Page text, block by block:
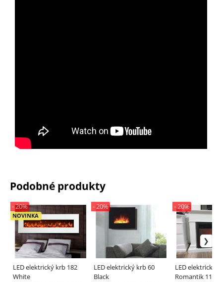
Podobné produkty
LED elektrický krb 182
White
NOVINKA
- 20%
LED elektrický krb 60
Black
- 20%
LED elektrický
Romantik 110
- 20%